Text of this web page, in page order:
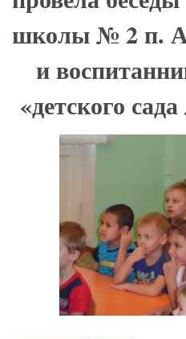
школы № 2 п.
и
«детского